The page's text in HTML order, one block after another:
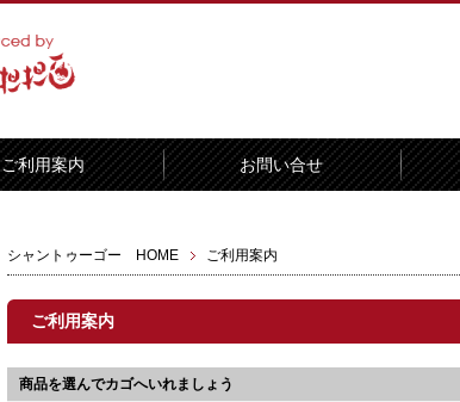
ご利用案内 お問い合せ
シャントゥーゴー HOME ご利用案内
ご利用案内
商品を選んでカゴへいれましょう